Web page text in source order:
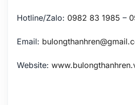
Hotline/Zalo: 0982 83 1985 –
Email:
Website: